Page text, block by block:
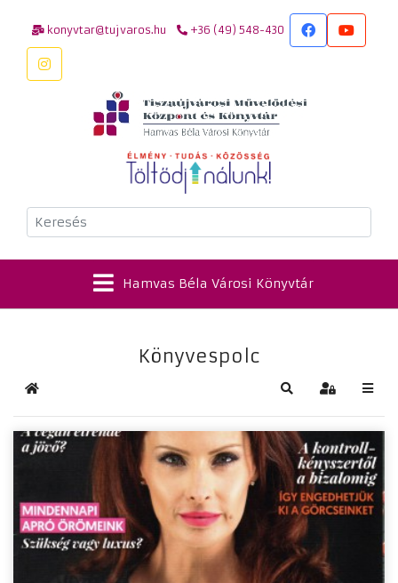
konyvtar@tujvaros.hu +36 (49) 548-430
Keresés
Hamvas Béla Városi Könyvtár
Könyvespolc
Kezdőlap Keresés